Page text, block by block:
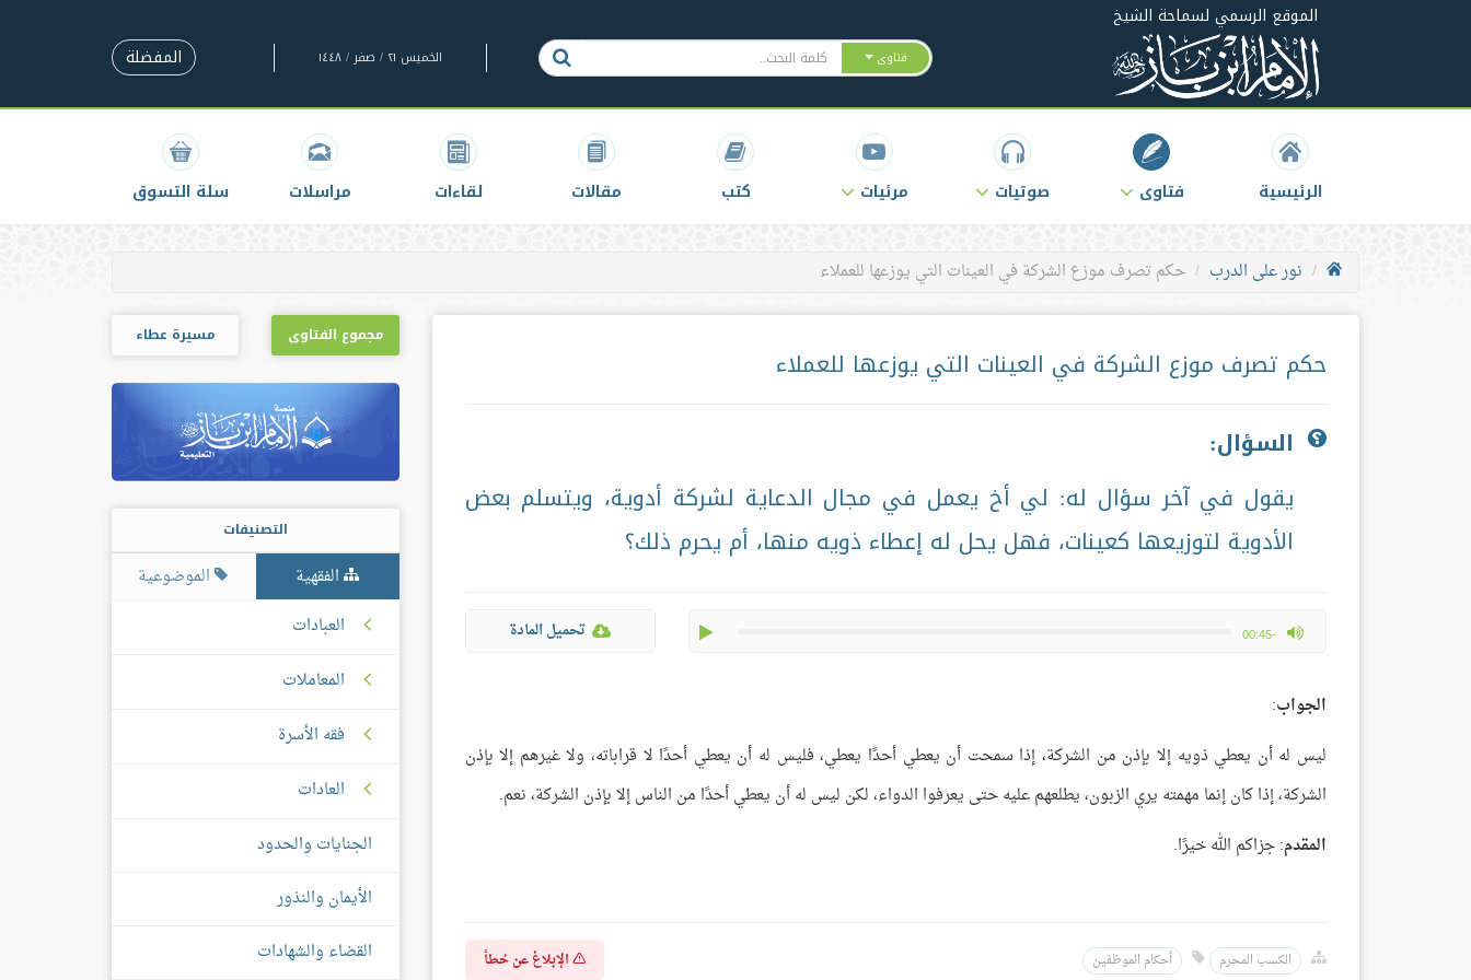
الموقع الرسمي لسماحة الشيخ
فتاوى الخميس ٢١ / صفر / ١٤٤٨ المفضلة
الرئيسية فتاوى صوتيات مرئيات كتب مقالات لقاءات مراسلات سلة التسوق
نور على الدرب حكم تصرف موزع الشركة في العينات التي يوزعها للعملاء
حكم تصرف موزع الشركة في العينات التي يوزعها للعملاء
السؤال:
يقول في آخر سؤال له: لي أخ يعمل في مجال الدعاية لشركة أدوية، ويتسلم بعض
الأدوية لتوزيعها كعينات، فهل يحل له إعطاء ذويه منها، أم يحرم ذلك؟
-00:45
max volume تحميل المادة
الجواب:
ليس له أن يعطي ذويه إلا بإذن من الشركة، إذا سمحت أن يعطي أحدًا يعطي، فليس له أن يعطي أحدًا لا قراباته، ولا غيرهم إلا بإذن
الشركة، إذا كان إنما مهمته يري الزبون، يطلعهم عليه حتى يعرفوا الدواء، لكن ليس له أن يعطي أحدًا من الناس إلا بإذن الشركة، نعم.
المقدم: جزاكم الله خيرًا.
الكسب المحرم أحكام الموظفين الإبلاغ عن خطأ
مجموع الفتاوى مسيرة عطاء
التصنيفات
الفقهية
الموضوعية
العبادات
المعاملات
فقه الأسرة
العادات
الجنايات والحدود
الأيمان والنذور
القضاء والشهادات